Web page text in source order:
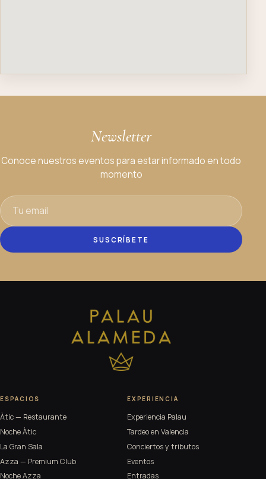
Newsletter
Conoce nuestros eventos para estar informado en todo
momento
SUSCRÍBETE
ESPACIOS
Àtic — Restaurante
Noche Àtic
La Gran Sala
Azza — Premium Club
Noche Azza
EXPERIENCIA
Experiencia Palau
Tardeo en Valencia
Conciertos y tributos
Eventos
Entradas